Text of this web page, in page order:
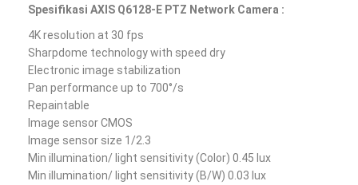
Spesifikasi AXIS Q6128-E PTZ Network Camera :
4K resolution at 30 fps
Sharpdome technology with speed dry
Electronic image stabilization
Pan performance up to 700°/s
Repaintable
Image sensor CMOS
Image sensor size 1/2.3
Min illumination/ light sensitivity (Color) 0.45 lux
Min illumination/ light sensitivity (B/W) 0.03 lux